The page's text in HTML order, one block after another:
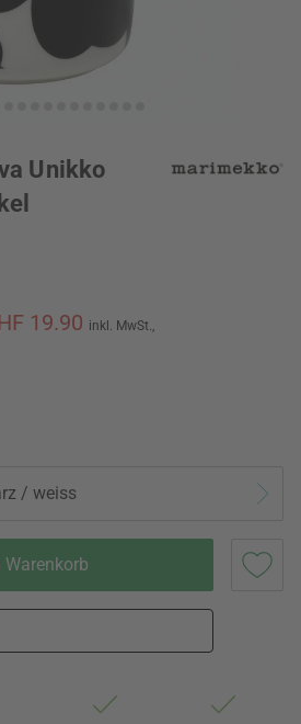
Unikko
19.90 inkl. MwSt.,
/ weiss
Warenkorb